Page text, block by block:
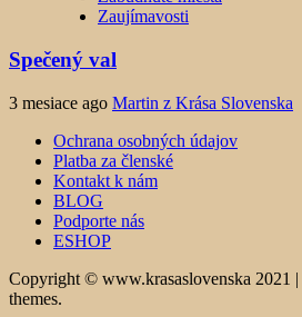
Zaujímavosti
Spečený val
3 mesiace ago Martin z Krása Slovenska
Ochrana osobných údajov
Platba za členské
Kontakt k nám
BLOG
Podporte nás
ESHOP
Copyright © www.krasaslovenska 2021 |
themes.